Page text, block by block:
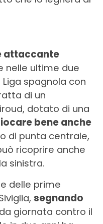
attaccante
nelle ultime due
spagnola con
di un
dotato di una
bene anche
di punta centrale,
ricoprire anche
sinistra.
delle prime
segnando
giornata contro il